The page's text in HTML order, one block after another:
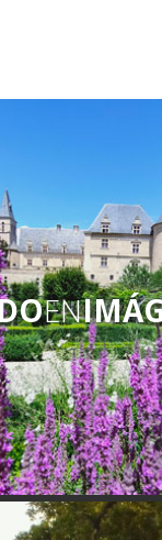
del terruño
locales
pueblos en
aldeas
du
EN